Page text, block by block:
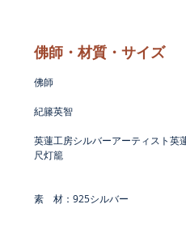
佛師・材質・サイズ
佛師
紀籐英智
英蓮工房シルバーアーティスト英
尺灯籠
素　材：925シルバー